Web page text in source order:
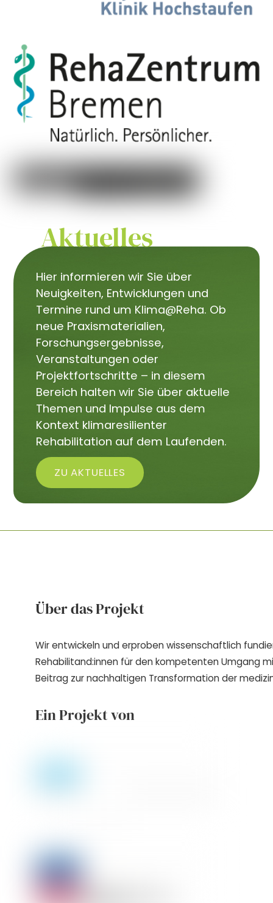
Aktuelles
Hier informieren wir Sie über
Neuigkeiten, Entwicklungen und
Termine rund um Klima@Reha. Ob
neue Praxismaterialien,
Forschungsergebnisse,
Veranstaltungen oder
Projektfortschritte – in diesem
Bereich halten wir Sie über aktuelle
Themen und Impulse aus dem
Kontext klimaresilienter
Rehabilitation auf dem Laufenden.
ZU AKTUELLES
Über das Projekt
Wir entwickeln und erproben wissenschaftlich
Rehabilitand:innen für den kompetenten Umgang
Beitrag zur nachhaltigen Transformation der
Ein Projekt von